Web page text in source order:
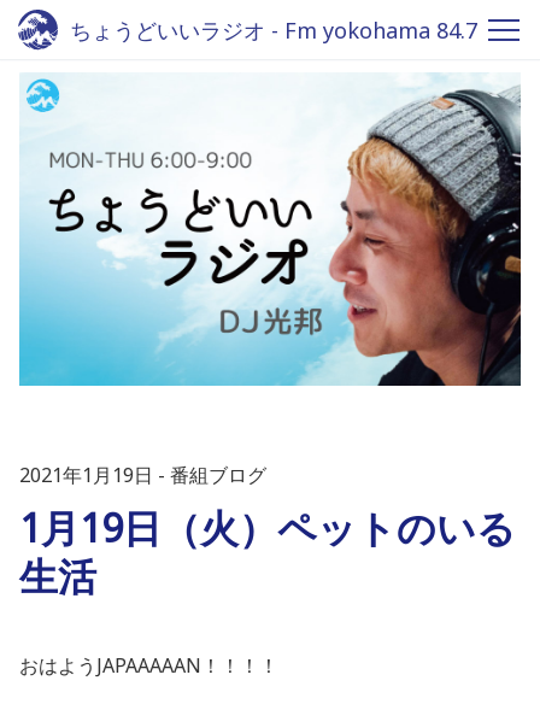
ちょうどいいラジオ - Fm yokohama 84.7
2021年1月19日 番組ブログ
1月19日（火）ペットのいる
生活
おはようJAPAAAAAN！！！！